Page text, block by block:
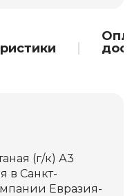
(г/к) А3
в Санкт-
Евразия-